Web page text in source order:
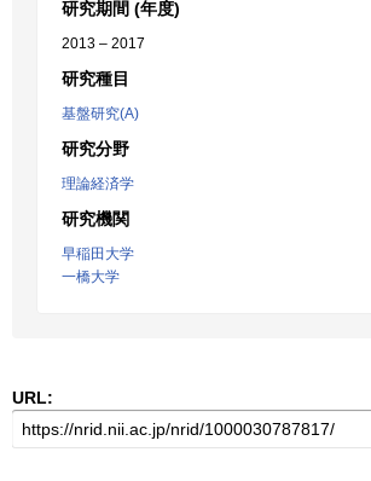
研究期間 (年度)
2013 – 2017
研究種目
基盤研究(A)
研究分野
理論経済学
研究機関
早稲田大学
一橋大学
URL: